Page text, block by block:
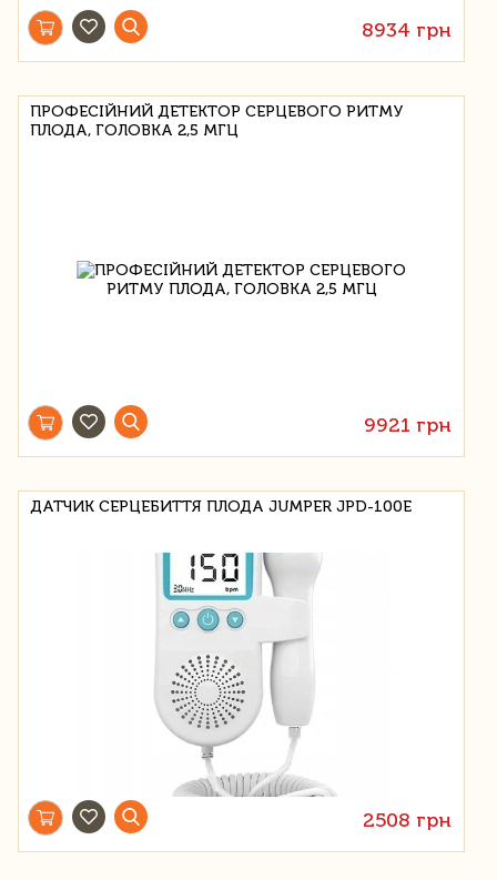
8934 грн
ПРОФЕСІЙНИЙ ДЕТЕКТОР СЕРЦЕВОГО РИТМУ
ПЛОДА, ГОЛОВКА 2,5 МГЦ
9921 грн
ДАТЧИК СЕРЦЕБИТТЯ ПЛОДА JUMPER JPD-100E
2508 грн